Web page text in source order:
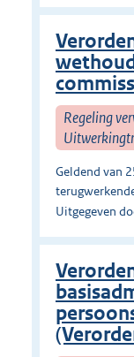
Regeling
Geldend van
Uitgegeven